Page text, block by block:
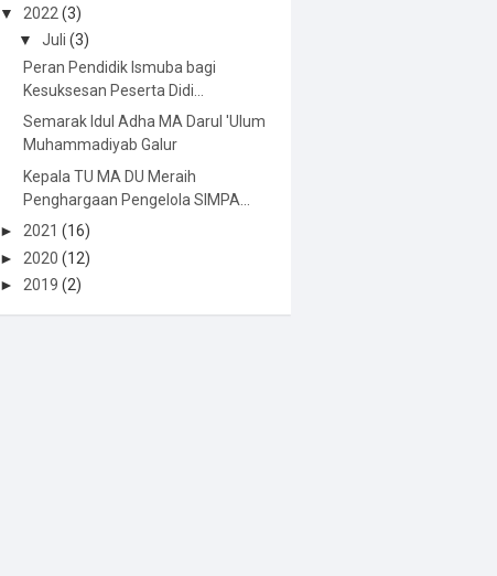
▼ 2022(3)
▼Juli(3)
Peran Pendidik Ismuba bagi
Kesuksesan Peserta Didi...
Semarak Idul Adha MA Darul 'Ulum
Muhammadiyab Galur
Kepala TU MA DU Meraih
Penghargaan Pengelola SIMPA...
►2021(16)
► 2020(12)
►2019(2)